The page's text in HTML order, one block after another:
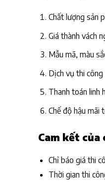
Chất lượng sản
Giá thành vách
Mẫu mã, màu
Dịch vụ thi công
Thanh toán linh
Chế độ hậu mãi
Cam kết của
Chỉ báo giá thi
Thời gian thi